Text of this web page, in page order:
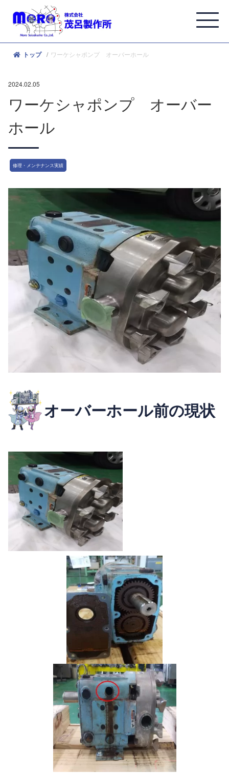
トップ ワーケシャポンプ オーバーホール
2024.02.05
ワーケシャポンプ オーバー
ホール
修理・メンテナンス実績
オーバーホール前の現状